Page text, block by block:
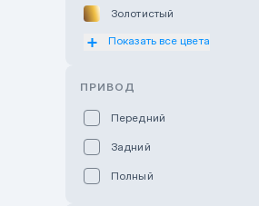
Золотистый
Оранжевый
Показать все цвета
ПРИВОД
Передний
Задний
Полный